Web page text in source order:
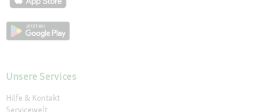
Unsere Services
Hilfe & Kontakt
Servicewelt